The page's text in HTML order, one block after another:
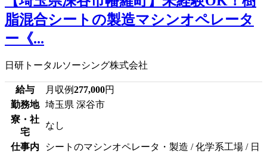
脂混合シートの製造マシンオペレータ
ー《...
日研トータルソーシング株式会社
給与 月収例277,000円
勤務地
埼玉県 深谷市
寮・社
宅
なし
仕事内
シートのマシンオペレータ・製造 / 化学系工場 / 日